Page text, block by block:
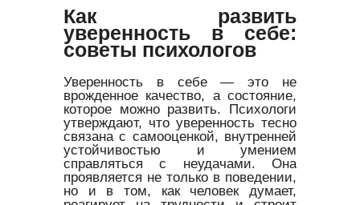
Как развить
уверенность в себе:
советы психологов
Уверенность в себе — это не
врожденное качество, а состояние,
которое можно развить. Психологи
утверждают, что уверенность тесно
связана с самооценкой, внутренней
устойчивостью и умением
справляться с неудачами. Она
проявляется не только в поведении,
но и в том, как человек думает,